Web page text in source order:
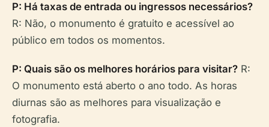
P: Há taxas de entrada ou ingressos necessários?
R: Não, o monumento é gratuito e acessível ao
público em todos os momentos.
P: Quais são os melhores horários para visitar? R:
O monumento está aberto o ano todo. As horas
diurnas são as melhores para visualização e
fotografia.